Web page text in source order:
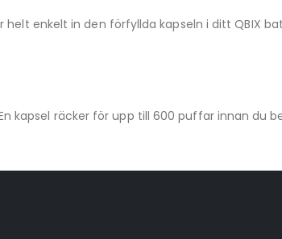
enkelt in den förfyllda kapseln i ditt QBIX
kapsel räcker för upp till 600 puffar innan du